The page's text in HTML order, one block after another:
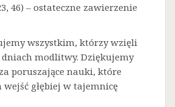
46) – ostateczne zawierzenie
wszystkim, którzy wzięli
dniach modlitwy. Dziękujemy
poruszające nauki, które
wejść głębiej w tajemnicę